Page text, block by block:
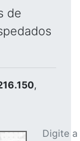
de
,
Digite